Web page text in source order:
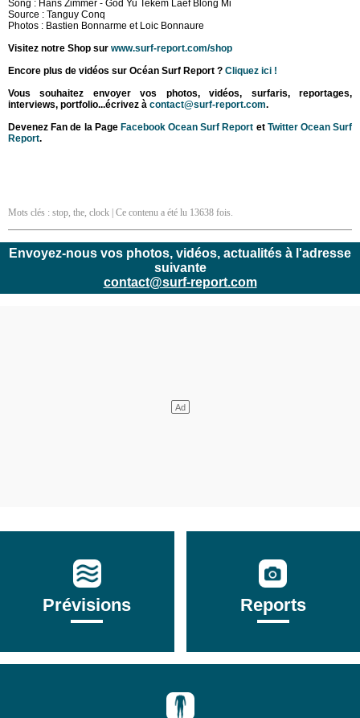
Song : Hans Zimmer - God Yu Tekem Laef Blong Mi
Source : Tanguy Conq
Photos : Bastien Bonnarme et Loic Bonnaure
Visitez notre Shop sur www.surf-report.com/shop
Encore plus de vidéos sur Océan Surf Report ? Cliquez ici !
Vous souhaitez envoyer vos photos, vidéos, surfaris, reportages,
interviews, portfolio...écrivez à contact@surf-report.com.
Devenez Fan de la Page Facebook Ocean Surf Report et Twitter Ocean Surf
Report.
Mots clés : stop, the, clock | Ce contenu a été lu 13638 fois.
Envoyez-nous vos photos, vidéos, actualités à l'adresse
suivante
contact@surf-report.com
Prévisions Reports